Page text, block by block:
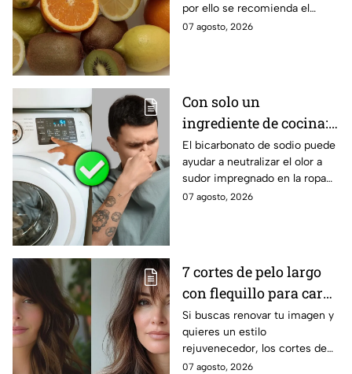
por ello se recomienda el
consumo de ciertas frutas.
07 agosto, 2026
Con solo un
ingrediente de cocina:
elimina el olor a sudor
de las camisetas de
deporte
El bicarbonato de sodio puede
ayudar a neutralizar el olor a
sudor impregnado en la ropa
deportiva cuando se utiliza
07 agosto, 2026
7 cortes de pelo largo
con flequillo para cara
redonda que te hace ver
más joven después de
los 40
Si buscas renovar tu imagen y
quieres un estilo
rejuvenecedor, los cortes de
pelo que apuestan por melenas
07 agosto, 2026